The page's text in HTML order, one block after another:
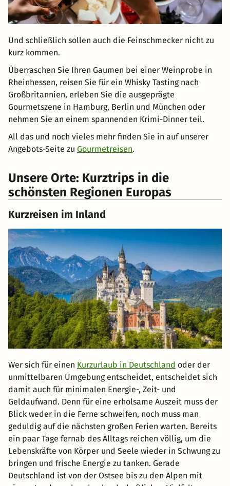
Und schließlich sollen auch die Feinschmecker nicht zu
kurz kommen.
Überraschen Sie Ihren Gaumen bei einer Weinprobe in
Rheinhessen, reisen Sie für ein Whisky Tasting nach
Großbritannien, erleben Sie die ausgeprägte
Gourmetszene in Hamburg, Berlin und München oder
nehmen Sie an einem spannenden Krimi-Dinner teil.
All das und noch vieles mehr finden Sie in auf unserer
Angebots-Seite zu Gourmetreisen.
Unsere Orte: Kurztrips in die
schönsten Regionen Europas
Kurzreisen im Inland
Wer sich für einen Kurzurlaub in Deutschland oder der
unmittelbaren Umgebung entscheidet, entscheidet sich
damit auch für minimalen Energie-, Zeit- und
Geldaufwand. Denn für eine erholsame Auszeit muss der
Blick weder in die Ferne schweifen, noch muss man
geduldig auf die nächsten großen Ferien warten. Bereits
ein paar Tage fernab des Alltags reichen völlig, um die
Lebenskräfte von Körper und Seele wieder in Schwung zu
bringen und frische Energie zu tanken. Gerade
Deutschland ist von der Ostsee bis zu den Alpen mit